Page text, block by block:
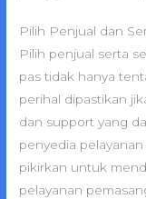
Pilih Penjual dan
Pilih penjual serta
pas tidak hanya
perihal dipastikan
dan support yang
penyedia
pikirkan untuk
pelayanan